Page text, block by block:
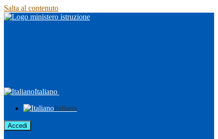
Salta al contenuto
Italiano
Italiano
Accedi